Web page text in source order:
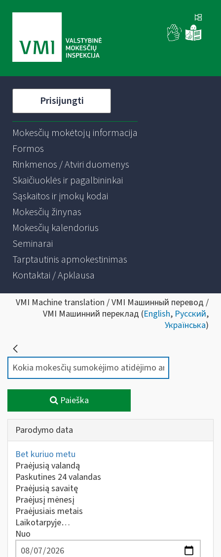
Prisijungti
Mokesčių mokėtojų informacija
Formos
Rinkmenos / Atviri duomenys
Skaičiuoklės ir pagalbininkai
Sąskaitos ir įmokų kodai
Mokesčių žinynas
Mokesčių kalendorius
Seminarai
Tarptautinis apmokestinimas
Kontaktai / Apklausa
VMI Machine translation / VMI Машинный перевод /
VMI Машинний переклад (English, Русский,
Українська)
Paieška
Parodymo data
Bet kuriuo metu
Praėjusią valandą
Paskutines 24 valandas
Praėjusią savaitę
Praėjusį mėnesį
Praėjusiais metais
Laikotarpyje…
Nuo